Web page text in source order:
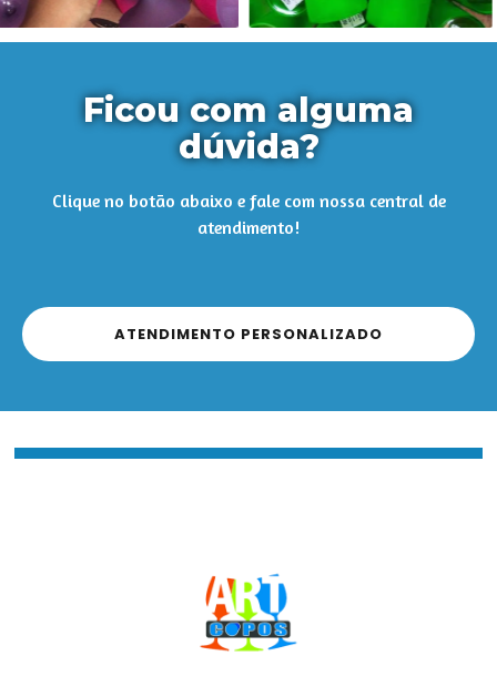
Ficou com alguma
dúvida?
Clique no botão abaixo e fale com nossa central de
atendimento!
ATENDIMENTO PERSONALIZADO